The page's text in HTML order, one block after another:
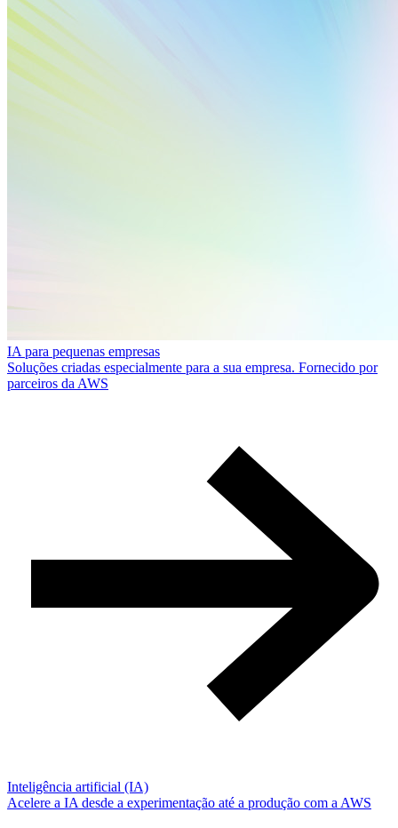
IA para pequenas empresas
Soluções criadas especialmente para a sua empresa. Fornecido por
parceiros da AWS
Inteligência artificial (IA)
Acelere a IA desde a experimentação até a produção com a AWS